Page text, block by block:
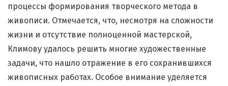
процессы формирования творческого метода в
живописи. Отмечается, что, несмотря на сложности
жизни и отсутствие полноценной мастерской,
Климову удалось решить многие художественные
задачи, что нашло отражение в его сохранившихся
живописных работах. Особое внимание уделяется